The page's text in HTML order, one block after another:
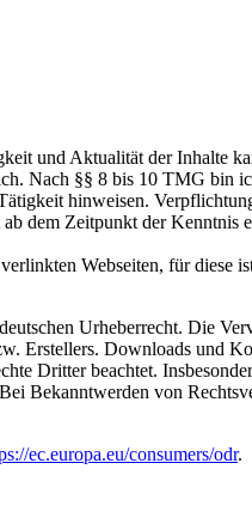
und Aktualität der Inhalte
Nach §§ 8 bis 10 TMG bin
hinweisen.
dem Zeitpunkt der
Webseiten, für diese
Urheberrecht. Die
Erstellers. Downloads und
Dritter beachtet.
Bekanntwerden von
ec.europa.eu/consumers/odr.